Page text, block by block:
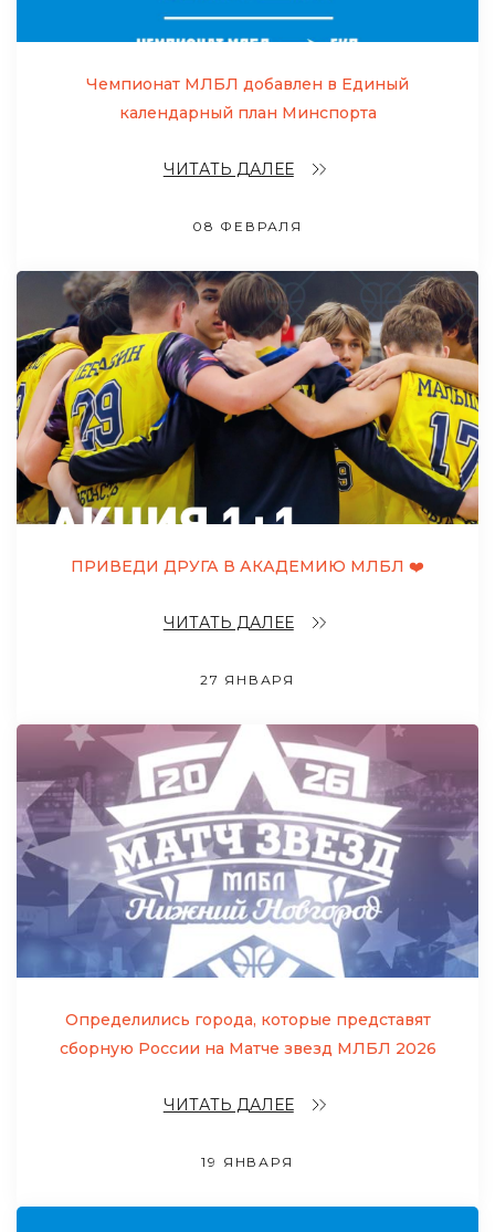
Чемпионат МЛБЛ добавлен в Единый
календарный план Минспорта
ЧИТАТЬ ДАЛЕЕ
08 ФЕВРАЛЯ
ПРИВЕДИ ДРУГА В АКАДЕМИЮ МЛБЛ ❤️
ЧИТАТЬ ДАЛЕЕ
27 ЯНВАРЯ
Определились города, которые представят
сборную России на Матче звезд МЛБЛ 2026
ЧИТАТЬ ДАЛЕЕ
19 ЯНВАРЯ